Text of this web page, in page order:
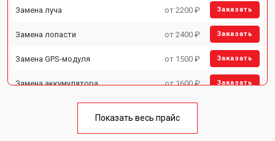
Замена луча от 2200 ₽ Заказать
Замена лопасти от 2400 ₽ Заказать
Замена GPS-модуля от 1500 ₽ Заказать
Замена аккумулятора от 1600 ₽ Заказать
от 1800 ₽
Показать весь прайс